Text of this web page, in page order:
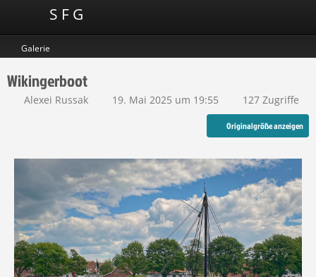
S F G
Galerie
Wikingerboot
Alexei Russak 19. Mai 2025 um 19:55 127 Zugriffe
Originalgröße anzeigen